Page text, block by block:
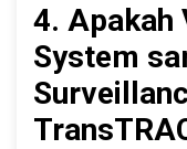
4. Apakah
System